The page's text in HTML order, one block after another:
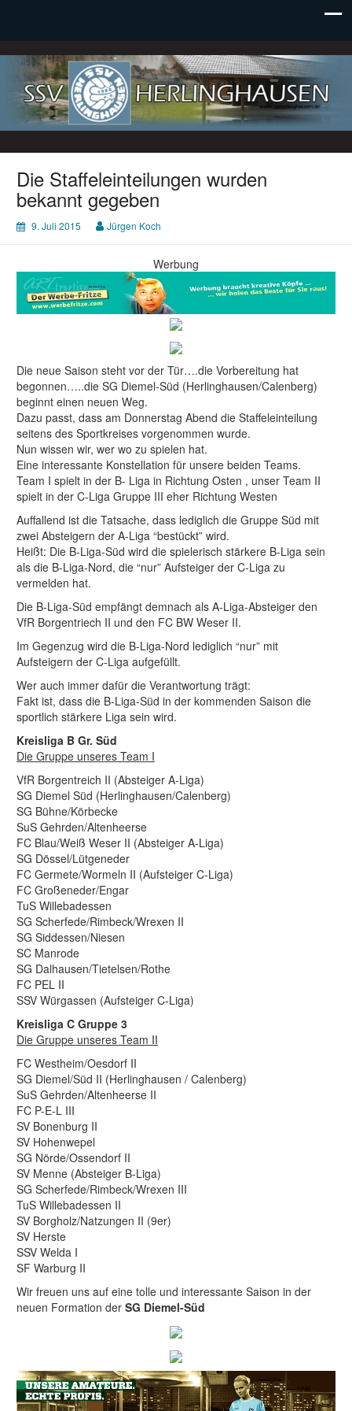
SSV Herlinghausen e. V.
Die Staffeleinteilungen wurden
bekannt gegeben
9. Juli 2015 Jürgen Koch
Werbung
Die neue Saison steht vor der Tür….die Vorbereitung hat
begonnen…..die SG Diemel-Süd (Herlinghausen/Calenberg)
beginnt einen neuen Weg.
Dazu passt, dass am Donnerstag Abend die Staffeleinteilung
seitens des Sportkreises vorgenommen wurde.
Nun wissen wir, wer wo zu spielen hat.
Eine interessante Konstellation für unsere beiden Teams.
Team I spielt in der B- Liga in Richtung Osten , unser Team II
spielt in der C-Liga Gruppe III eher Richtung Westen
Auffallend ist die Tatsache, dass lediglich die Gruppe Süd mit
zwei Absteigern der A-Liga “bestückt” wird.
Heißt: Die B-Liga-Süd wird die spielerisch stärkere B-Liga sein
als die B-Liga-Nord, die “nur” Aufsteiger der C-Liga zu
vermelden hat.
Die B-Liga-Süd empfängt demnach als A-Liga-Absteiger den
VfR Borgentriech II und den FC BW Weser II.
Im Gegenzug wird die B-Liga-Nord lediglich “nur” mit
Aufsteigern der C-Liga aufgefüllt.
Wer auch immer dafür die Verantwortung trägt:
Fakt ist, dass die B-Liga-Süd in der kommenden Saison die
sportlich stärkere Liga sein wird.
Kreisliga B Gr. Süd
Die Gruppe unseres Team I
VfR Borgentreich II (Absteiger A-Liga)
SG Diemel Süd (Herlinghausen/Calenberg)
SG Bühne/Körbecke
SuS Gehrden/Altenheerse
FC Blau/Weiß Weser II (Absteiger A-Liga)
SG Dössel/Lütgeneder
FC Germete/Wormeln II (Aufsteiger C-Liga)
FC Großeneder/Engar
TuS Willebadessen
SG Scherfede/Rimbeck/Wrexen II
SG Siddessen/Niesen
SC Manrode
SG Dalhausen/Tietelsen/Rothe
FC PEL II
SSV Würgassen (Aufsteiger C-Liga)
Kreisliga C Gruppe 3
Die Gruppe unseres Team II
FC Westheim/Oesdorf II
SG Diemel/Süd II (Herlinghausen / Calenberg)
SuS Gehrden/Altenheerse II
FC P-E-L III
SV Bonenburg II
SV Hohenwepel
SG Nörde/Ossendorf II
SV Menne (Absteiger B-Liga)
SG Scherfede/Rimbeck/Wrexen III
TuS Willebadessen II
SV Borgholz/Natzungen II (9er)
SV Herste
SSV Welda I
SF Warburg II
Wir freuen uns auf eine tolle und interessante Saison in der
neuen Formation der SG Diemel-Süd